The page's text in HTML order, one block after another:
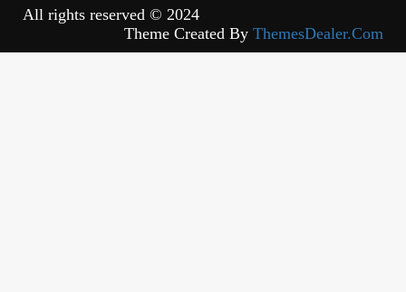
All rights reserved © 2024
Theme Created By ThemesDealer.Com